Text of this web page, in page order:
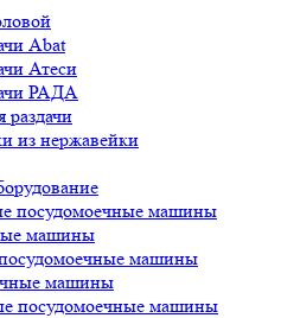
Abat
Атеси
РАДА
из нержавейки
посудомоечные машины
машины
машины
машины
посудомоечные машины